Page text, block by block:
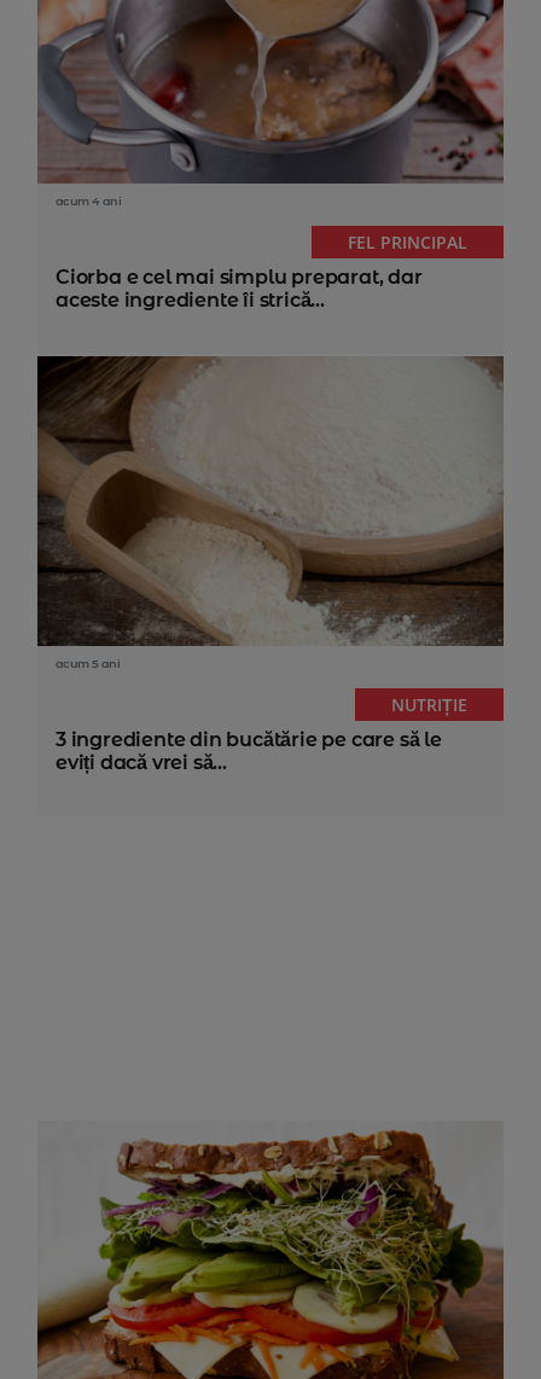
acum 4 ani
FEL PRINCIPAL
Ciorba e cel mai simplu preparat, dar
aceste ingrediente îi strică...
acum 5 ani
NUTRIȚIE
3 ingrediente din bucătărie pe care să le
eviți dacă vrei să...